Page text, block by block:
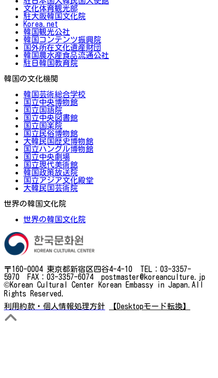
文化体育観光部
駐大阪韓国文化院
Korea.net
韓国観光公社
韓国コンテンツ振興院
国外所在文化遺産財団
韓国農水産食品流通公社
駐日韓国教育院
韓国の文化機関
韓国芸術総合学校
国立中央博物館
国立国語院
国立中央図書館
国立国楽院
国立民俗博物館
大韓民国歴史博物館
国立ハングル博物館
国立中央劇場
国立現代美術館
韓国政策放送院
国立アジア文化殿堂
大韓民国芸術院
世界の韓国文化院
世界の韓国文化院
〒160-0004 東京都新宿区四谷4-4-10 TEL：03-3357-
5970 FAX：03-3357-6074 postmaster@koreanculture.jp
©Korean Cultural Center Korean Embassy in Japan.All
Rights Reserved.
利用約款・個人情報処理方針
【Desktopモード転換】